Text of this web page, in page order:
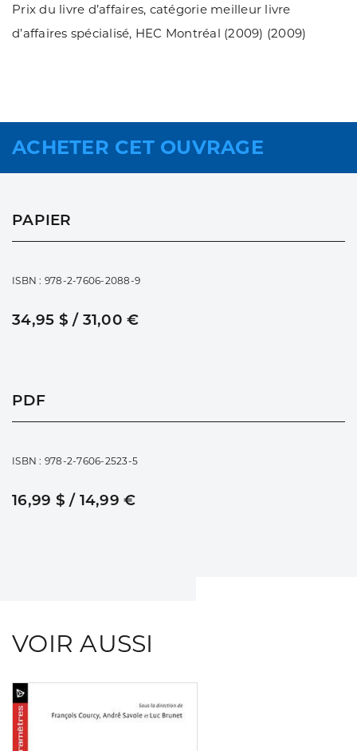
Prix du livre d’affaires, catégorie meilleur livre
d’affaires spécialisé, HEC Montréal (2009) (2009)
ACHETER CET OUVRAGE
PAPIER
ISBN : 978-2-7606-2088-9
34,95 $ / 31,00 €
PDF
ISBN : 978-2-7606-2523-5
16,99 $ / 14,99 €
VOIR AUSSI